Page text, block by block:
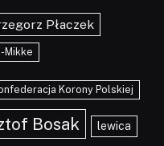
Płaczek
Mikke
Korony Polskiej
Bosak lewica